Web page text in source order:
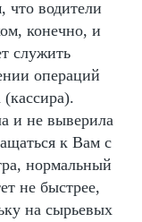
водители
конечно, и
служить
операций
и не выверила
к Вам с
нормальный
не быстрее,
на сырьевых